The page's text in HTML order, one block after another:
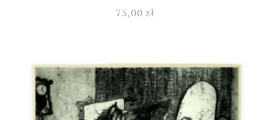
75,00 zł